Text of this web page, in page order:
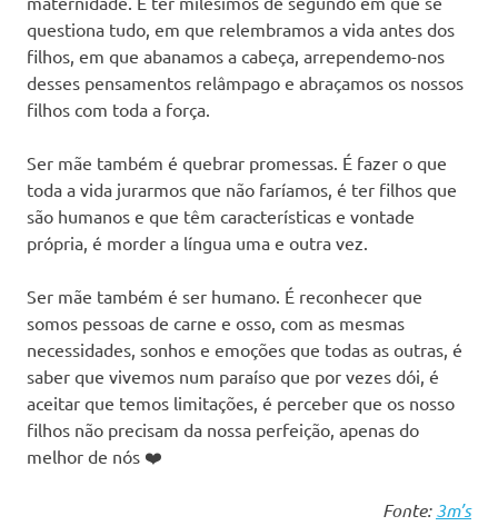
questiona tudo, em que relembramos a vida antes dos
filhos, em que abanamos a cabeça, arrependemo-nos
desses pensamentos relâmpago e abraçamos os nossos
filhos com toda a força.
Ser mãe também é quebrar promessas. É fazer o que
toda a vida jurarmos que não faríamos, é ter filhos que
são humanos e que têm características e vontade
própria, é morder a língua uma e outra vez.
Ser mãe também é ser humano. É reconhecer que
somos pessoas de carne e osso, com as mesmas
necessidades, sonhos e emoções que todas as outras, é
saber que vivemos num paraíso que por vezes dói, é
aceitar que temos limitações, é perceber que os nosso
filhos não precisam da nossa perfeição, apenas do
melhor de nós ❤️
Fonte:3m’s